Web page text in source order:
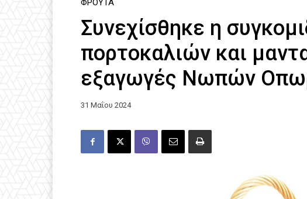
ΦΡΟΎΤΑ
Συνεχίσθηκε η
πορτοκαλιών και
εξαγωγές Νωπών
31 Μαΐου 2024